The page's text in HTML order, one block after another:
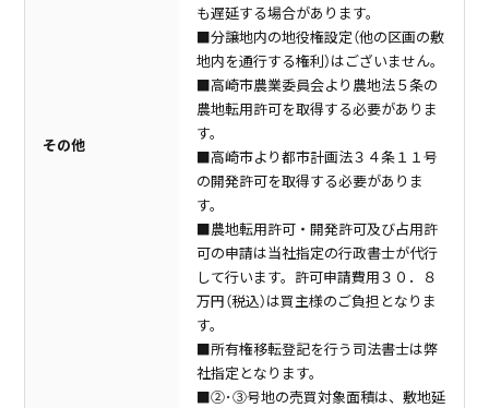
その他
も遅延する場合があります。
■分譲地内の地役権設定（他の区画の敷
地内を通行する権利）はございません。
■高崎市農業委員会より農地法５条の
農地転用許可を取得する必要がありま
す。
■高崎市より都市計画法３４条１１号
の開発許可を取得する必要がありま
す。
■農地転用許可・開発許可及び占用許
可の申請は当社指定の行政書士が代行
して行います。許可申請費用３０．８
万円（税込）は買主様のご負担となりま
す。
■所有権移転登記を行う司法書士は弊
社指定となります。
■②･③号地の売買対象面積は、敷地延